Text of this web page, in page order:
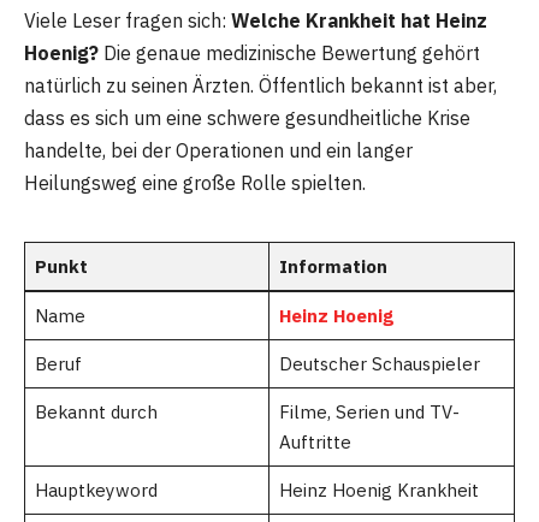
Viele Leser fragen sich: Welche Krankheit hat Heinz
Hoenig? Die genaue medizinische Bewertung gehört
natürlich zu seinen Ärzten. Öffentlich bekannt ist aber,
dass es sich um eine schwere gesundheitliche Krise
handelte, bei der Operationen und ein langer
Heilungsweg eine große Rolle spielten.
Punkt Information
Name Heinz Hoenig
Beruf Deutscher Schauspieler
Bekannt durch
Filme, Serien und TV-
Auftritte
Hauptkeyword Heinz Hoenig Krankheit